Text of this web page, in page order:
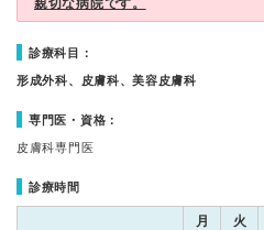
親切な病院です。
診療科目：
形成外科、皮膚科、美容皮膚科
専門医・資格：
皮膚科専門医
診療時間
月 火